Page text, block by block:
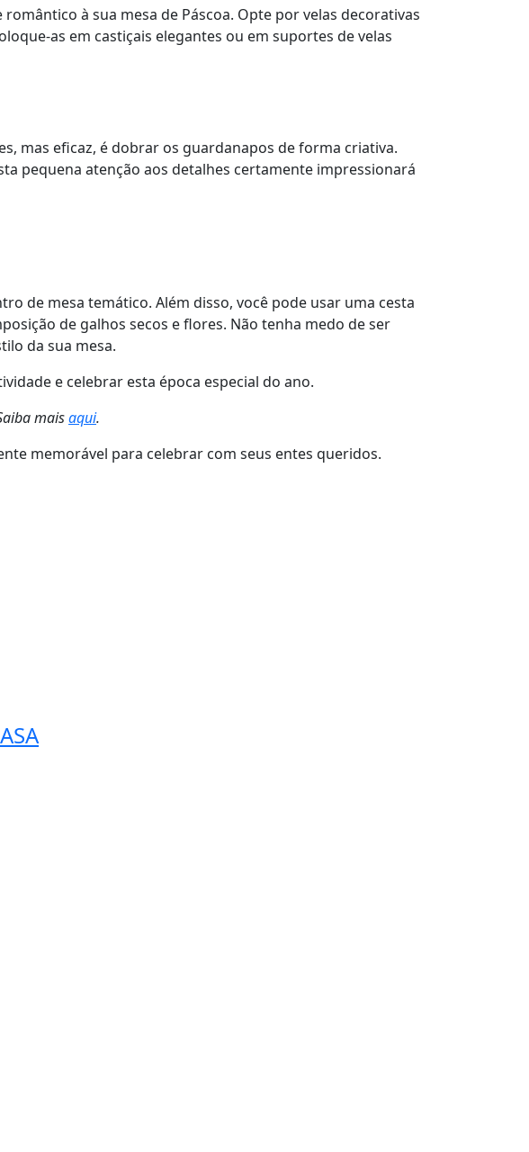
à sua mesa de Páscoa. Opte por velas decorativas
as em castiçais elegantes ou em suportes de velas
mas eficaz, é dobrar os guardanapos de forma criativa.
pequena atenção aos detalhes certamente impressionará
de mesa temático. Além disso, você pode usar uma cesta
de galhos secos e flores. Não tenha medo de ser
da sua mesa.
e celebrar esta época especial do ano.
maisaqui.
memorável para celebrar com seus entes queridos.